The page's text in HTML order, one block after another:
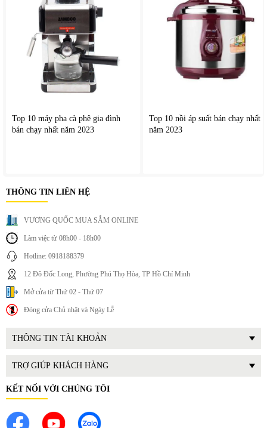
II. Tính năng nổi bật
Thiết kế âm tủ hiện đại, tiết kiệm diện tích
Tích hợp vi sóng và nướng trong cùng một thiết bị
Điều khiển cảm ứng dễ thao tác
Trang bị khóa an toàn cho trẻ nhỏ
Top 10 máy pha cà phê gia đình
bán chạy nhất năm 2023
Top 10 nồi áp suất bán chạy nhất
năm 2023
THÔNG TIN LIÊN HỆ
VƯƠNG QUỐC MUA SẮM ONLINE
Làm việc từ 08h00 - 18h00
Hotline: 0918188379
12 Đô Đốc Long, Phường Phú Thọ Hòa, TP Hồ Chí Minh
Mở cửa từ Thứ 02 - Thứ 07
Đóng cửa Chủ nhật và Ngày Lễ
THÔNG TIN TÀI KHOẢN
TRỢ GIÚP KHÁCH HÀNG
KẾT NỐI VỚI CHÚNG TÔI